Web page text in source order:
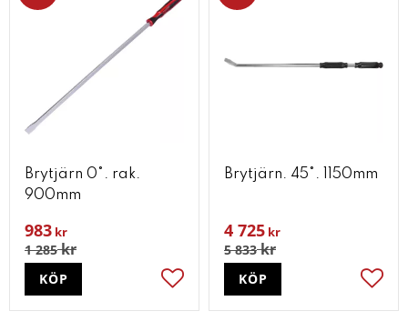
Brytjärn 0°. rak.
900mm
983 kr
1 285kr
Lägg till i favoriter
KÖP
Brytjärn. 45°. 1150mm
4 725 kr
5 833kr
KÖP